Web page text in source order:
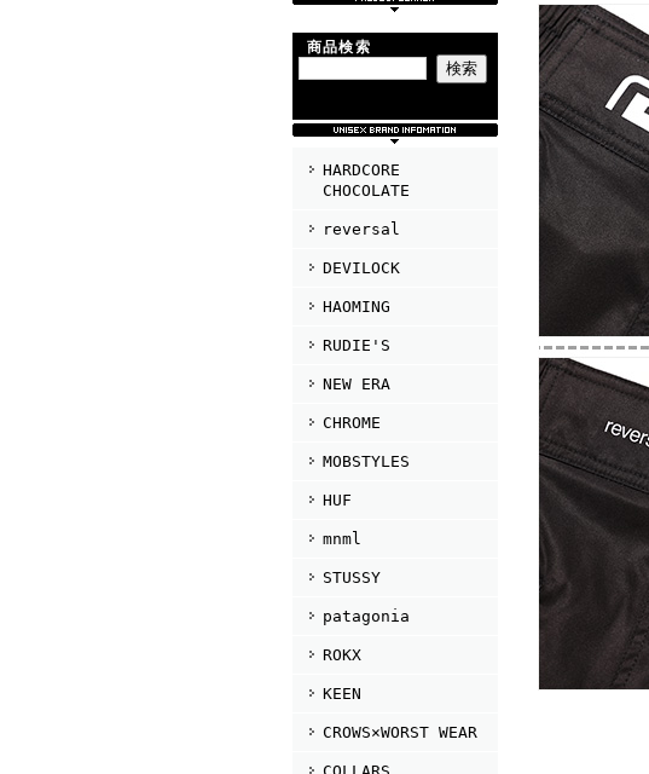
商品検索
HARDCORE
CHOCOLATE
reversal
DEVILOCK
HAOMING
RUDIE'S
NEW ERA
CHROME
MOBSTYLES
HUF
mnml
STUSSY
patagonia
ROKX
KEEN
CROWS×WORST WEAR